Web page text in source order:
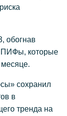
обогнав
ПИФы, которые
сохранил
в
тренда на